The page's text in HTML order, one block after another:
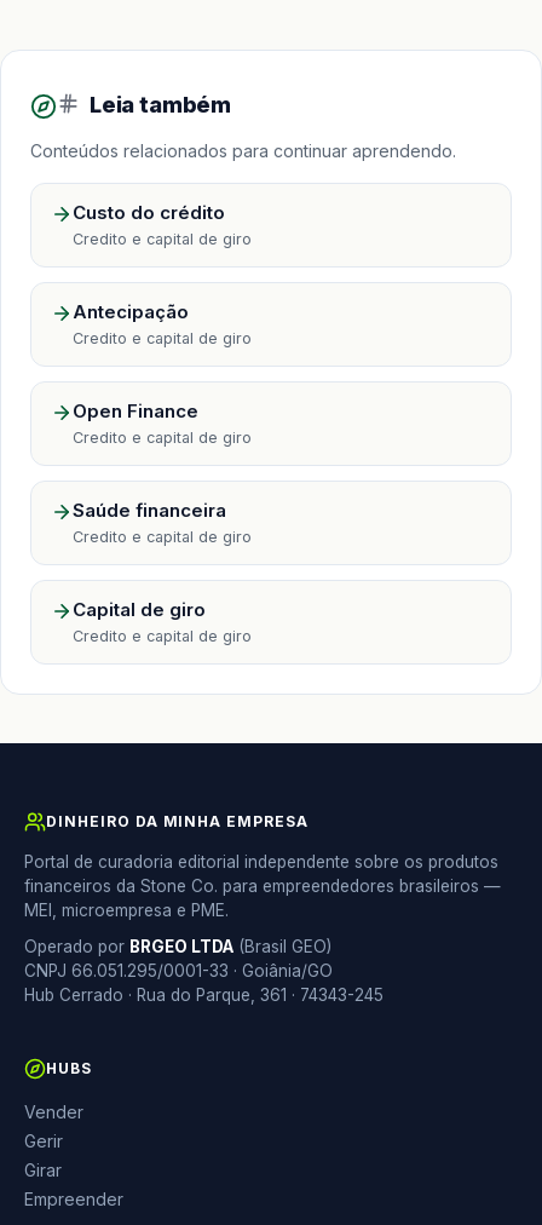
Leia também
Conteúdos relacionados para continuar aprendendo.
Custo do crédito
Credito e capital de giro
Antecipação
Credito e capital de giro
Open Finance
Credito e capital de giro
Saúde financeira
Credito e capital de giro
Capital de giro
Credito e capital de giro
DINHEIRO DA MINHA EMPRESA
Portal de curadoria editorial independente sobre os produtos
financeiros da Stone Co. para empreendedores brasileiros —
MEI, microempresa e PME.
Operado por BRGEO LTDA (Brasil GEO)
CNPJ 66.051.295/0001-33 · Goiânia/GO
Hub Cerrado · Rua do Parque, 361 · 74343-245
HUBS
Vender
Gerir
Girar
Empreender